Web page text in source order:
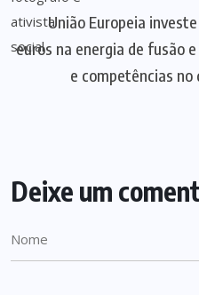
União Europeia
euros na energia de fusão
e competências no
Deixe um